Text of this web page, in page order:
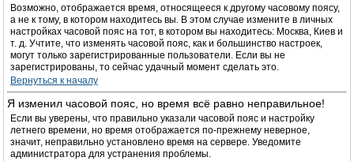
Возможно, отображается время, относящееся к другому часовому поясу,
а не к тому, в котором находитесь вы. В этом случае измените в личных
настройках часовой пояс на тот, в котором вы находитесь: Москва, Киев и
т. д. Учтите, что изменять часовой пояс, как и большинство настроек,
могут только зарегистрированные пользователи. Если вы не
зарегистрированы, то сейчас удачный момент сделать это.
Вернуться к началу
Я изменил часовой пояс, но время всё равно неправильное!
Если вы уверены, что правильно указали часовой пояс и настройку
летнего времени, но время отображается по-прежнему неверное,
значит, неправильно установлено время на сервере. Уведомите
администратора для устранения проблемы.